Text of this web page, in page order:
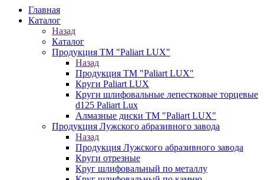
Главная
Каталог
Назад
Каталог
Продукция ТМ "Paliart LUX"
Назад
Продукция ТМ "Paliart LUX"
Круги Paliart LUX
Круги шлифовальные лепестковые торцевые
d125 Paliart Lux
Алмазные диски ТМ "Paliart LUX"
Продукция Лужского абразивного завода
Назад
Продукция Лужского абразивного завода
Круги отрезные
Круг шлифовальный по металлу